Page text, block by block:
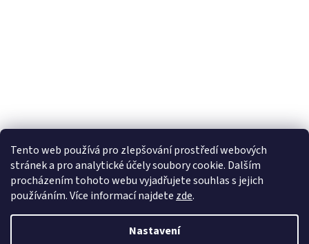
Tento web používá pro zlepšování prostředí webových
stránek a pro analytické účelysoubory cookie. Dalším
procházením tohoto webu vyjadřujete souhlas s jejich
používáním. Více informacínajdete zde.
Nastavení
Sledovat na Instagramu